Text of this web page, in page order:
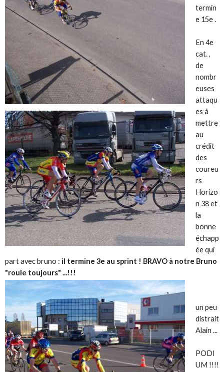
termin
e 15e .
En 4e
cat. ,
de
nombr
euses
attaqu
es à
mettre
au
crédit
des
coureu
rs
Horizo
n 38 et
la
bonne
échapp
ée qui
part avec bruno : il termine 3e au sprint ! BRAVO à notre Bruno
"roule toujours" ...!!!
un peu
distrait
Alain ...
PODI
UM !!!!